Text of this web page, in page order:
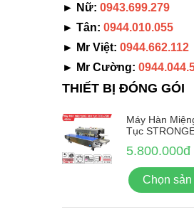
► Nữ: 0943.699.279
► Tân: 0944.010.055
► Mr Việt: 0944.662.112
► Mr Cường:
THIẾT BỊ ĐÓNG GÓI
Máy Hàn
Tục
5.800.000đ
Chọn